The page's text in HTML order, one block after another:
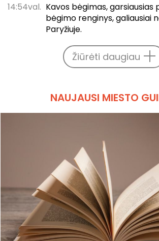
14:54val. Kavos bėgimas, garsiausias
bėgimo renginys, galiausiai
Paryžiuje.
Žiūrėti daugiau
NAUJAUSI MIESTO